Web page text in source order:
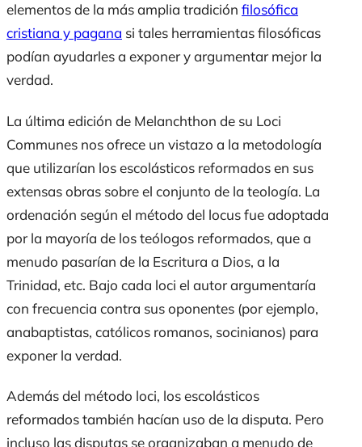
elementos de la más amplia tradición filosófica
cristiana y pagana si tales herramientas filosóficas
podían ayudarles a exponer y argumentar mejor la
verdad.
La última edición de Melanchthon de su Loci
Communes nos ofrece un vistazo a la metodología
que utilizarían los escolásticos reformados en sus
extensas obras sobre el conjunto de la teología. La
ordenación según el método del locusfue adoptada
por la mayoría de los teólogos reformados, que a
menudo pasarían de la Escritura a Dios, a la
Trinidad, etc. Bajo cada loci el autor argumentaría
con frecuencia contra sus oponentes (por ejemplo,
anabaptistas, católicos romanos, socinianos) para
exponer la verdad.
Además del método loci, los escolásticos
reformados también hacían uso de la disputa. Pero
incluso las disputas se organizaban a menudo de